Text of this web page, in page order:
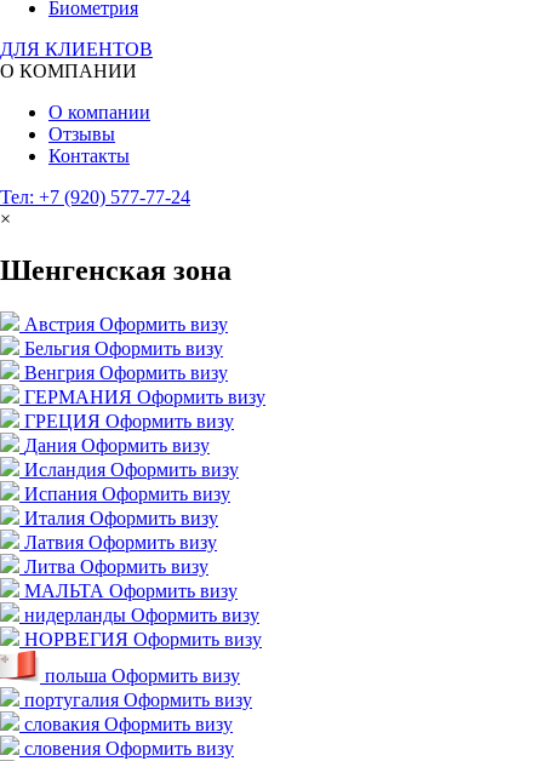
Биометрия
ДЛЯ КЛИЕНТОВ
О КОМПАНИИ
О компании
Отзывы
Контакты
Тел: +7 (920) 577-77-24
×
Шенгенская зона
Австрия Оформить визу
Бельгия Оформить визу
Венгрия Оформить визу
ГЕРМАНИЯ Оформить визу
ГРЕЦИЯ Оформить визу
Дания Оформить визу
Исландия Оформить визу
Испания Оформить визу
Италия Оформить визу
Латвия Оформить визу
Литва Оформить визу
МАЛЬТА Оформить визу
нидерланды Оформить визу
НОРВЕГИЯ Оформить визу
польша Оформить визу
португалия Оформить визу
словакия Оформить визу
словения Оформить визу